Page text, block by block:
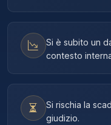
Si è subito un
contesto
Si rischia la
giudizio.